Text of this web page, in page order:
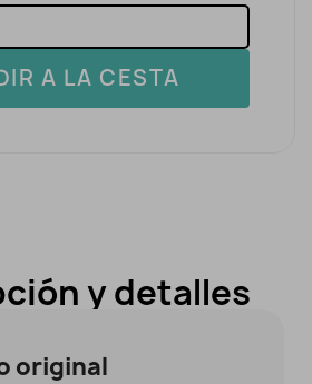
A LA CESTA
y detalles
original